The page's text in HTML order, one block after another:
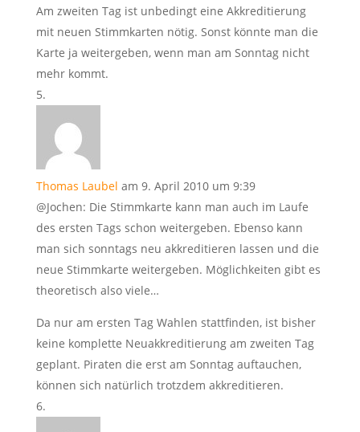
Am zweiten Tag ist unbedingt eine Akkreditierung
mit neuen Stimmkarten nötig. Sonst könnte man die
Karte ja weitergeben, wenn man am Sonntag nicht
mehr kommt.
Thomas Laubel am 9. April 2010 um 9:39
@Jochen: Die Stimmkarte kann man auch im Laufe
des ersten Tags schon weitergeben. Ebenso kann
man sich sonntags neu akkreditieren lassen und die
neue Stimmkarte weitergeben. Möglichkeiten gibt es
theoretisch also viele…
Da nur am ersten Tag Wahlen stattfinden, ist bisher
keine komplette Neuakkreditierung am zweiten Tag
geplant. Piraten die erst am Sonntag auftauchen,
können sich natürlich trotzdem akkreditieren.